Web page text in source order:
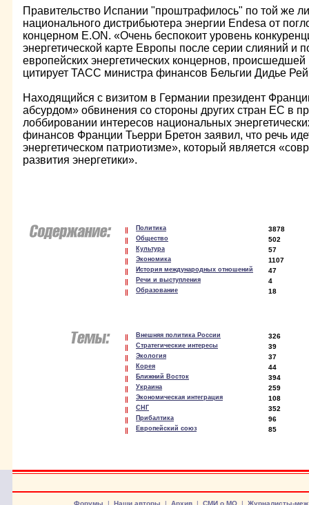
Правительство Испании "проштрафилось" по той же
национального дистрибьютера энергии Endesa от
концерном E.ON. «Очень беспокоит уровень
энергетической карте Европы после серии слияний и
европейских энергетических концернов,
цитирует ТАСС министра финансов Бельгии Дидье
Находящийся с визитом в Германии президент
абсурдом» обвинения со стороны других стран ЕС в
лоббировании интересов национальных
финансов Франции Тьерри Бретон заявил, что речь
энергетическом патриотизме», который является
развития энергетики».
Политика 3878
Общество 502
Культура 57
Экономика 1107
История международных отношений 47
Речи и выступления 4
Образование 18
Внешняя политика России 326
Стратегические интересы 39
Экология 37
Корея 44
Ближний Восток 394
Украина 259
Экономическая интеграция 108
СНГ 352
Прибалтика 96
Европейский союз 85
Форумы | Наши авторы | Архив| СМИ о МО| Журналисты-